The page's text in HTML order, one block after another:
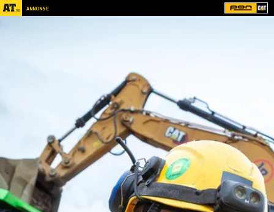
Kundelogo
ANNONSE